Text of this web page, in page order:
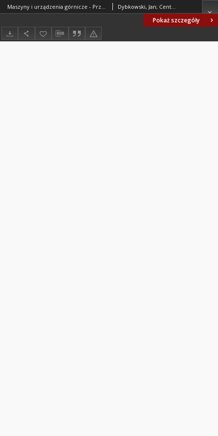
Pokaż szczegóły
Maszyny i urządzenia górnicze - Przenośniki zgrzebłowe - Wymagania BN-82/1705-02 Dybkowski, Jan; Centrum Mechanizacji Górnictwa KOMAG. Oprac.